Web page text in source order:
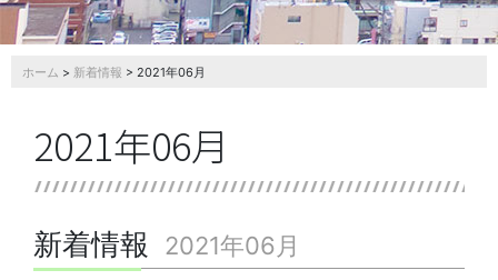
ホーム > 新着情報 > 2021年06月
2021年06月
新着情報 2021年06月